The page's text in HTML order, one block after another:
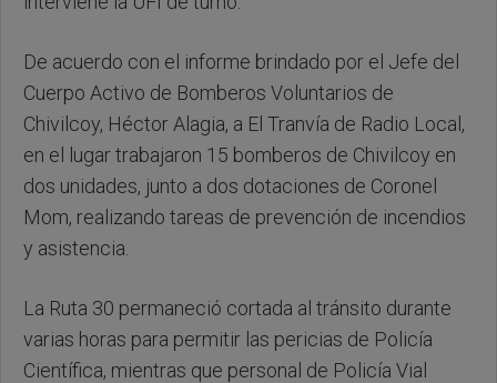
De acuerdo con el informe brindado por el Jefe del
Cuerpo Activo de Bomberos Voluntarios de
Chivilcoy, Héctor Alagia, a El Tranvía de Radio Local,
en el lugar trabajaron 15 bomberos de Chivilcoy en
dos unidades, junto a dos dotaciones de Coronel
Mom, realizando tareas de prevención de incendios
y asistencia.
La Ruta 30 permaneció cortada al tránsito durante
varias horas para permitir las pericias de Policía
Científica, mientras que personal de Policía Vial